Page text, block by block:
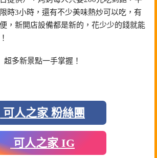
時3小時，還有不少美味熱炒可以吃，有
，新開店設備都是新的，花少少的錢就能
超多新景點一手掌握！
可人之家 粉絲團
可人之家 IG